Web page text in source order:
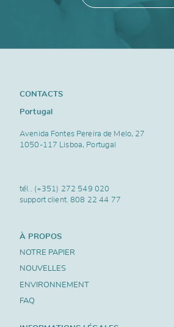
CONTACTS
Portugal
Avenida Fontes Pereira de Melo, 27
1050-117 Lisboa, Portugal
tél.. (+351) 272 549 020
support client.808 22 44 77
À PROPOS
NOTRE PAPIER
NOUVELLES
ENVIRONNEMENT
FAQ